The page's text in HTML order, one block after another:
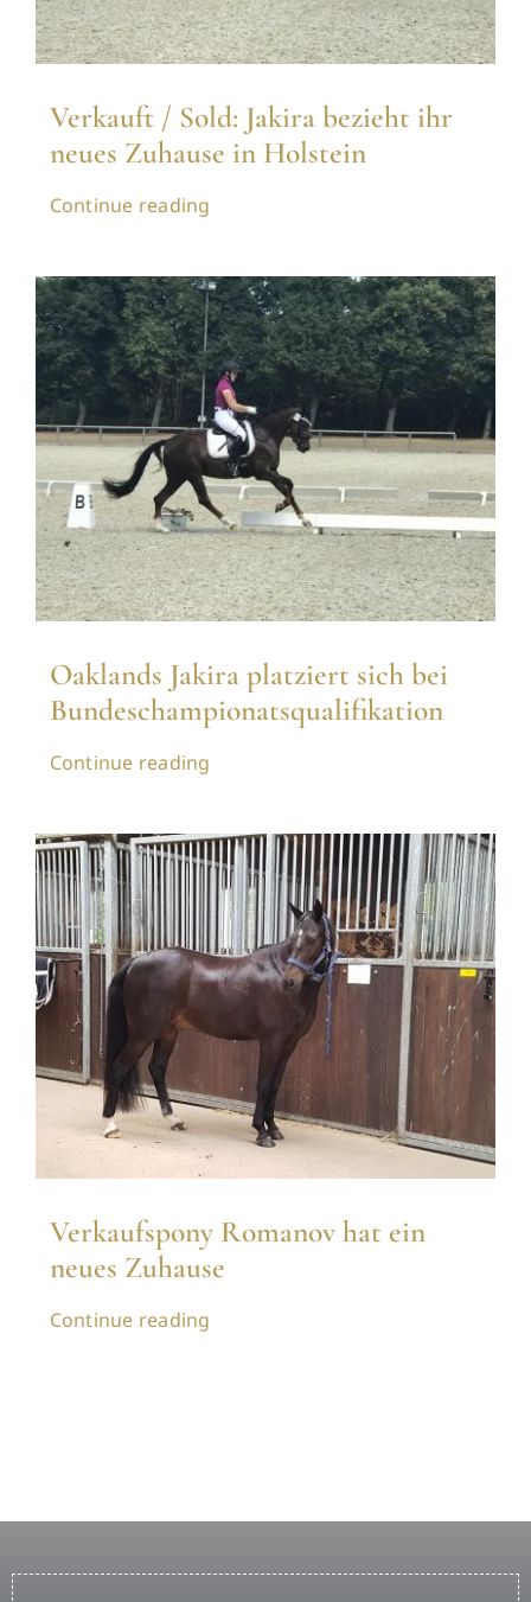
Verkauft / Sold: Jakira bezieht ihr
neues Zuhause in Holstein
Continue reading
Oaklands Jakira platziert sich bei
Bundeschampionatsqualifikation
Continue reading
Verkaufspony Romanov hat ein
neues Zuhause
Continue reading